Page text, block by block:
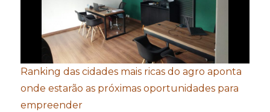
Ranking das cidades mais ricas do agro aponta
onde estarão as próximas oportunidades para
empreender